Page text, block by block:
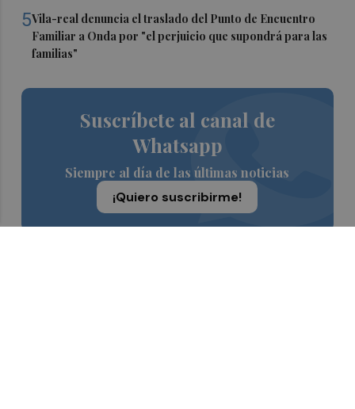
5Vila-real denuncia el traslado del Punto de Encuentro
Familiar a Onda por "el perjuicio que supondrá para las
familias"
Suscríbete al canal de
Whatsapp
Siempre al día de las últimas noticias
¡Quiero suscribirme!